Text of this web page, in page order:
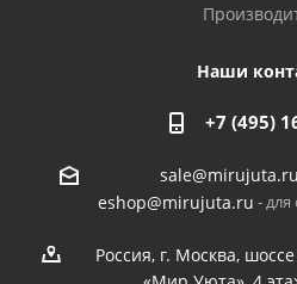
Наши
+7 (495)
sale@mirujuta.ru
eshop@mirujuta.ru -
Россия, г. Москва,